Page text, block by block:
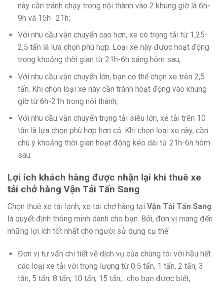
này cần tránh chạy trong nội thành vào 2 khung giờ là 6h-
9h và 15h- 21h;
Với nhu cầu vận chuyển cao hơn, xe có trọng tải từ 1,25-
2,5 tấn là lựa chọn phù hợp. Loại xe này được hoạt động
trong khoảng thời gian từ 21h-6h sáng hôm sau;
Với nhu cầu vận chuyển lớn, bạn có thể chọn xe trên 2,5
tấn. Khi chọn loại xe này cần tránh hoạt động vào khung
giờ từ 6h-21h trong nội thành;
Với nhu cầu vận chuyển trọng tải siêu lớn, xe tải trên 10
tấn là lựa chọn phù hợp hơn cả. Khi chọn loại xe này, cần
chú ý khoảng thời gian hoạt động kéo dài từ 21h-6h hôm
sau.
Lợi ích khách hàng được nhận lại khi thuê xe
tải chở hàng Vận Tải Tấn Sang
Chọn thuê xe tải lạnh, xe tải chở hàng tại Vận Tải Tấn Sang
là quyết định thông minh dành cho bạn. Bởi, đơn vị mang đến
những lợi ích tốt nhất cho người sử dụng cụ thể:
Đơn vị tư vấn chi tiết về dịch vụ của chúng tôi với hầu hết
các loại xe tải với trọng lượng từ 0.5 tấn, 1 tấn, 2 tấn, 3
tấn, 5 tấn, 8 tấn, 10 tấn, 15 tấn,…cho bạn được biết;